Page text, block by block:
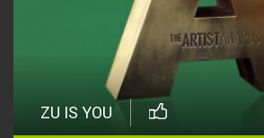
ZU IS YOU